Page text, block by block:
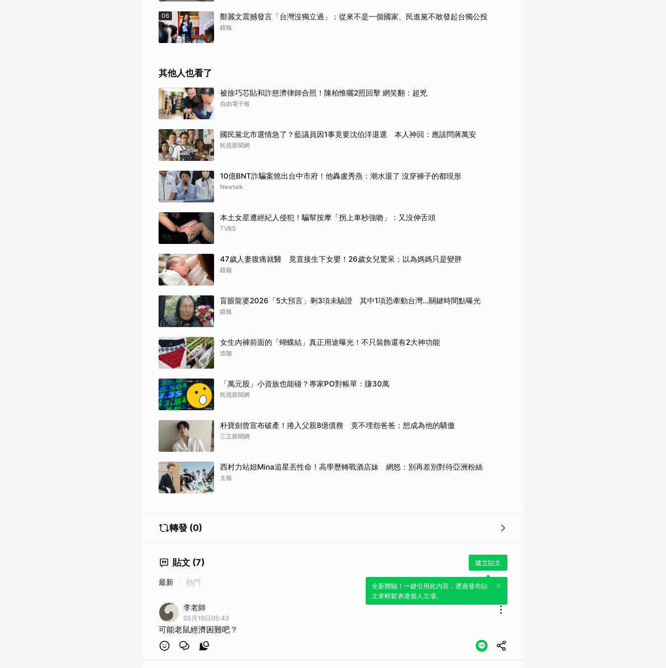
06 鄭麗文震撼發言「台灣沒獨立過」：從來不是一個國家、民進黨不敢發起台獨公投
鏡報
其他人也看了
被徐巧芯貼和詐慈濟律師合照！陳柏惟曬2照回擊 網笑翻：超兇
自由電子報
國民黨北市選情急了？藍議員因1事竟要沈伯洋退選 本人神回：應該問蔣萬安
民視新聞網
10億BNT詐騙案燒出台中市府！他轟盧秀燕：潮水退了 沒穿褲子的都現形
Newtalk
本土女星遭經紀人侵犯！騙幫按摩「拐上車秒強吻」：又沒伸舌頭
TVBS
47歲人妻腹痛就醫 竟直接生下女嬰！26歲女兒驚呆：以為媽媽只是變胖
鏡報
盲眼龍婆2026「5大預言」剩3項未驗證 其中1項恐牽動台灣...關鍵時間點曝光
鏡報
女生內褲前面的「蝴蝶結」真正用途曝光！不只裝飾還有2大神功能
造咖
「萬元股」小資族也能碰？專家PO對帳單：賺30萬
民視新聞網
朴寶劍曾宣布破產！捲入父親8億債務 竟不埋怨爸爸：想成為他的驕傲
三立新聞網
西村力站姐Mina追星丟性命！高學歷轉戰酒店妹 網怒：別再差別對待亞洲粉絲
太報
轉發 (0)
貼文 (7) 建立貼文
全新體驗！一鍵引用此內容，透過發布貼
文來輕鬆表達個人立場。
最新 熱門
李老師
05月19日05:43
可能老鼠經濟困難吧？
取消